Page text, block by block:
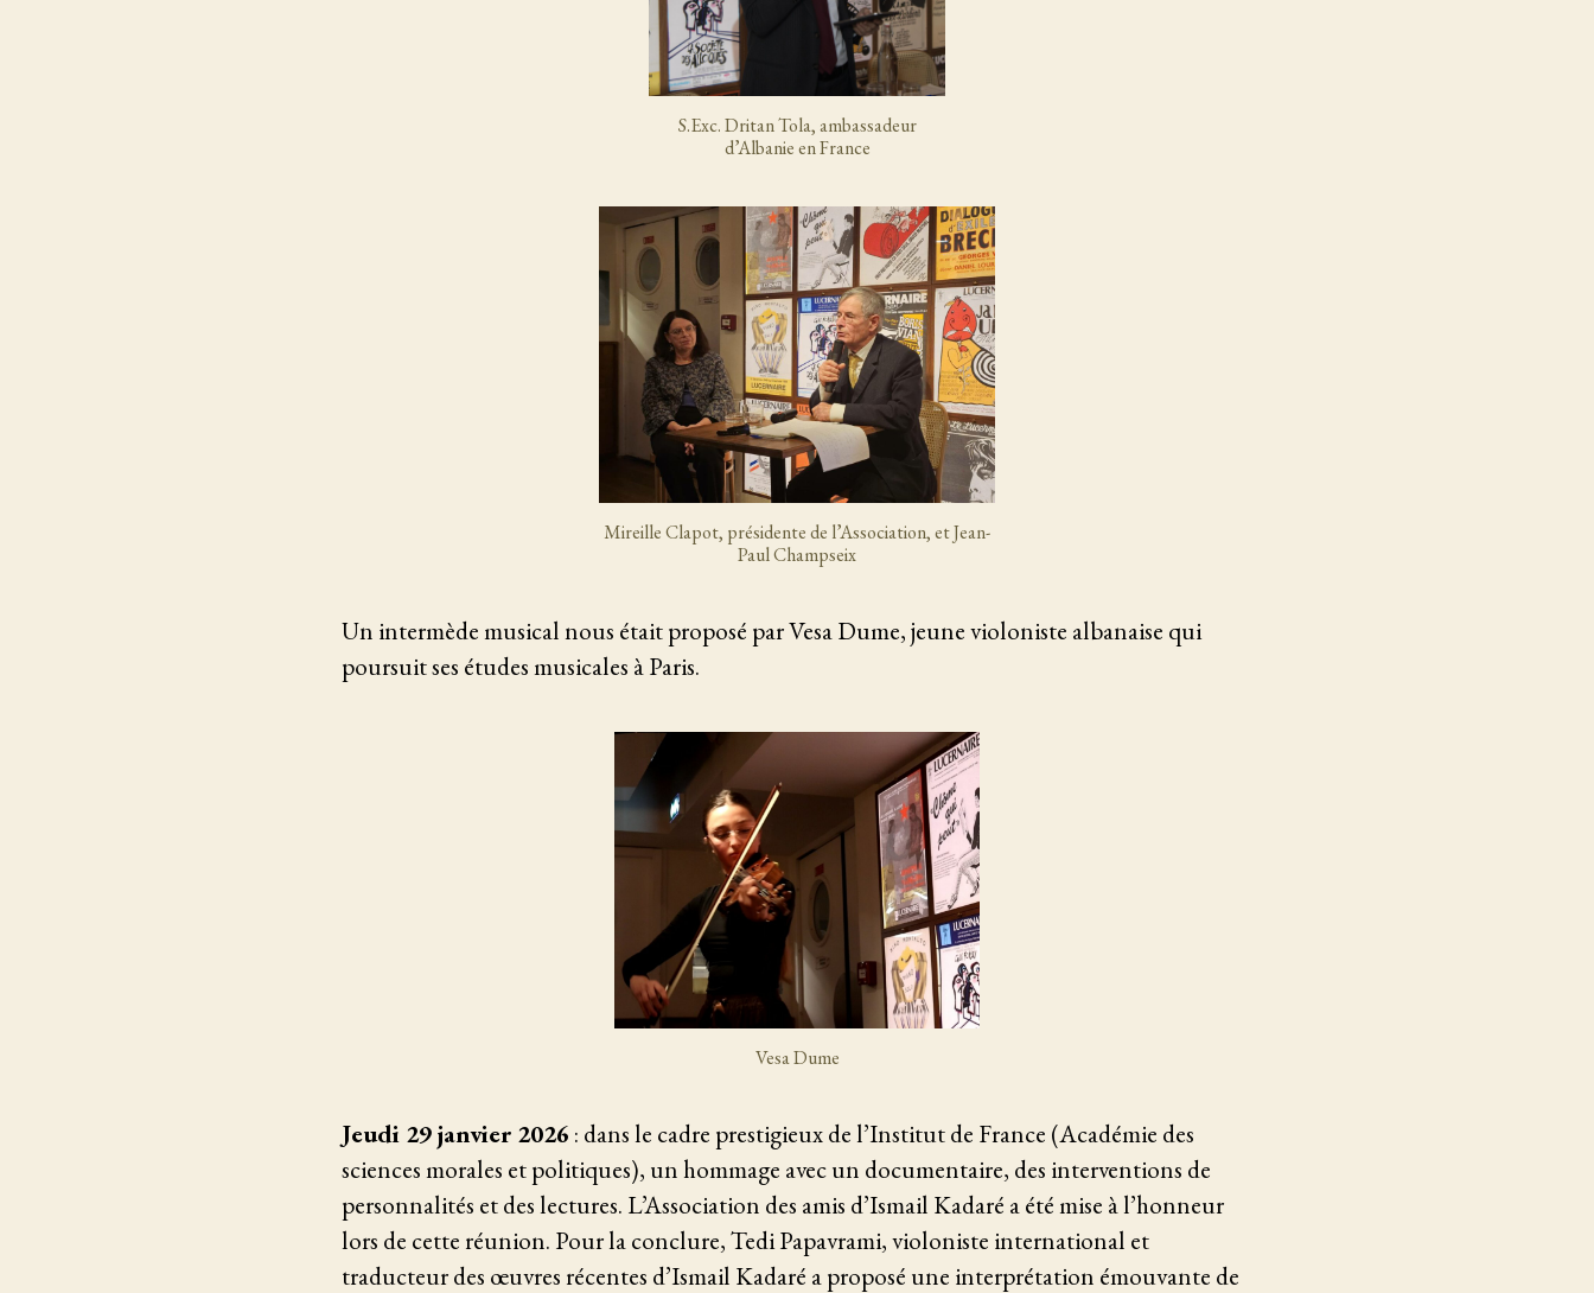
S.Exc. Dritan Tola, ambassadeur
d’Albanie en France
Mireille Clapot, présidente de l’Association, et Jean-
Paul Champseix
Un intermède musical nous était proposé par Vesa Dume, jeune violoniste albanaise qui
poursuit ses études musicales à Paris.
Vesa Dume
Jeudi 29 janvier 2026 : dans le cadre prestigieux de l’Institut de France (Académie des
sciences morales et politiques), un hommage avec un documentaire, des interventions de
personnalités et des lectures. L’Association des amis d’Ismail Kadaré a été mise à l’honneur
lors de cette réunion. Pour la conclure, Tedi Papavrami, violoniste international et
traducteur des œuvres récentes d’Ismail Kadaré a proposé une interprétation émouvante de